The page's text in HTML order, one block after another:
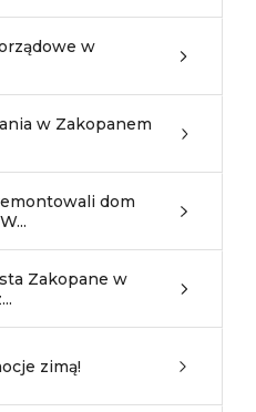
w
w Zakopanem
dom
Zakopane w
zimą!